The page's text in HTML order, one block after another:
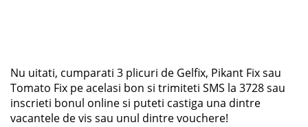
Nu uitati, cumparati 3 plicuri de Gelfix, Pikant Fix sau
Tomato Fix pe acelasi bon si trimiteti SMS la 3728 sau
inscrieti bonul online si puteti castiga una dintre
vacantele de vis sau unul dintre vouchere!